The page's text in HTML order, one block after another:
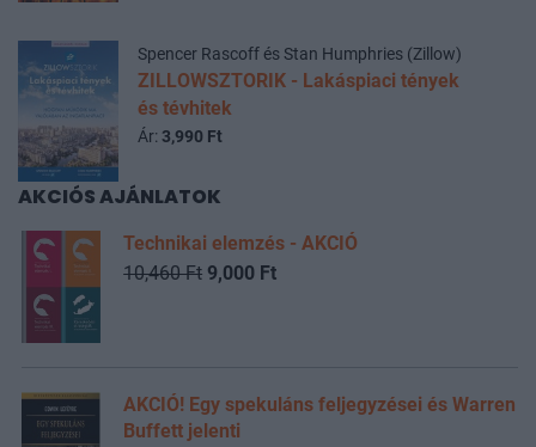
Spencer Rascoff és Stan Humphries (Zillow)
ZILLOWSZTORIK - Lakáspiaci tények
és tévhitek
Ár: 3,990 Ft
AKCIÓS AJÁNLATOK
Technikai elemzés - AKCIÓ
10,460 Ft 9,000 Ft
AKCIÓ! Egy spekuláns feljegyzései és Warren
Buffett jelenti